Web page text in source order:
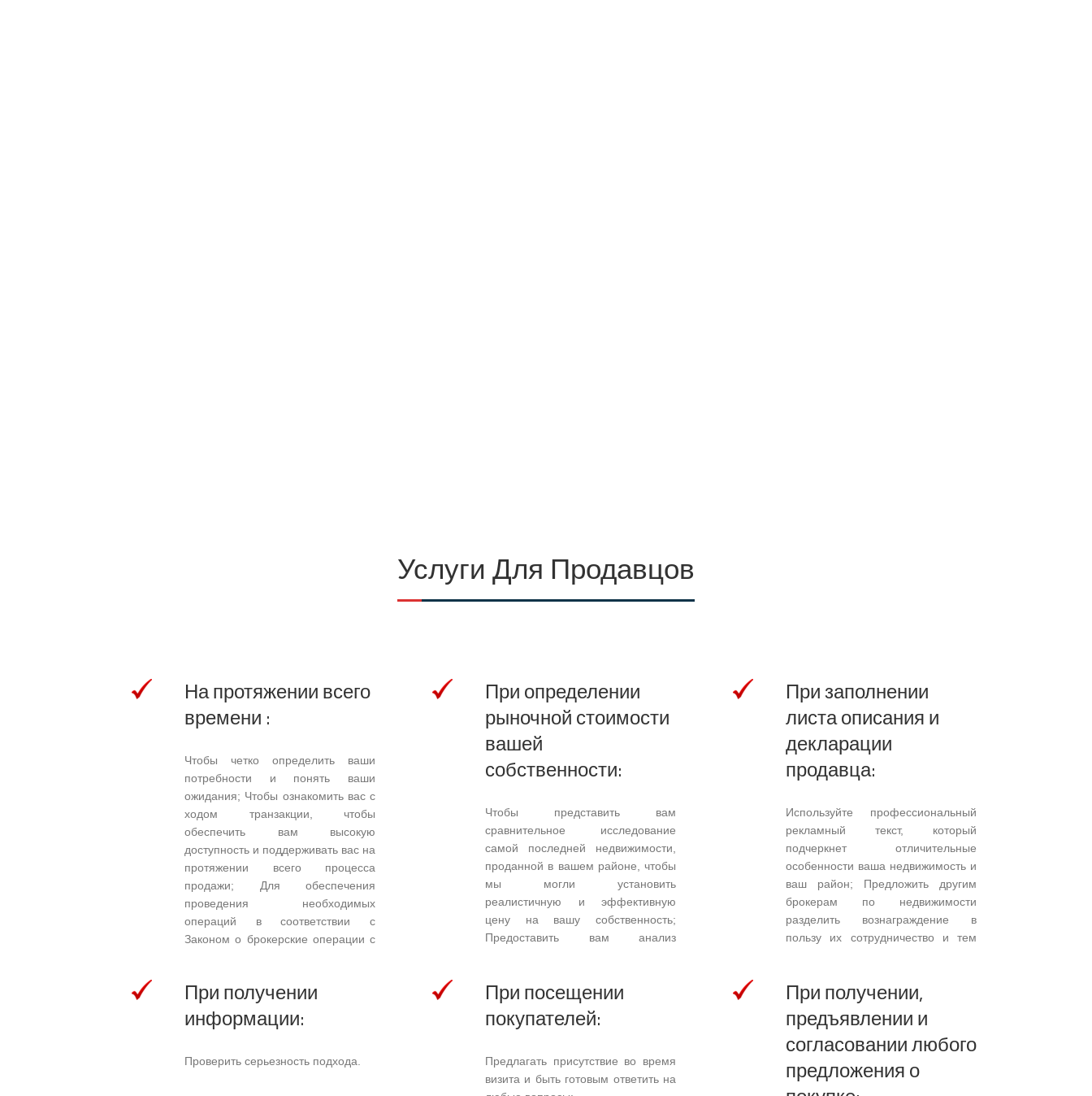
Услуги Для Продавцов
На протяжении всего
времени :
Чтобы четко определить ваши
потребности и понять ваши
ожидания; Чтобы ознакомить вас с
ходом транзакции, чтобы
обеспечить вам высокую
доступность и поддерживать вас на
протяжении всего процесса
продажи; Для обеспечения
проведения необходимых
операций в соответствии с
Законом о брокерские операции с
в ваше распоряжение свою сеть
профессионалов и специалистов,
которые помогут в продаже вашей
При определении
рыночной стоимости
вашей
собственности:
Чтобы представить вам
сравнительное исследование
самой последней недвижимости,
проданной в вашем районе, чтобы
мы могли установить
реалистичную и эффективную
цену на вашу собственность;
Предоставить вам анализ
заказа, разницу в проданных и
указанные ценах т.д.; Рассмотреть
различные элементы, которые
вашей собственности:
местоположение, зонирование, год
При заполнении
листа описания и
декларации
продавца:
Используйте профессиональный
рекламный текст, который
подчеркнет отличительные
особенности ваша недвижимость и
ваш район; Предложить другим
брокерам по недвижимости
разделить вознаграждение в
пользу их сотрудничество и тем
потенциальных покупателей;
ограничения и экологическую
историю здания и его площадь.
При получении
информации:
Проверить серьезность подхода.
При посещении
покупателей:
Предлагать присутствие во время
визита и быть готовым ответить на
При получении,
предъявлении и
согласовании любого
предложения о